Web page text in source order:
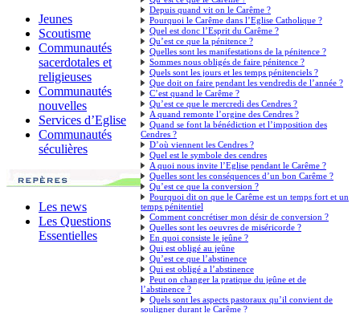
Jeunes
Scoutisme
Communautés
sacerdotales et
religieuses
Communautés
nouvelles
Services d’Eglise
Communautés
séculières
Les news
Les Questions
Essentielles
Depuis quand vit on le Carême ?
Pourquoi le Carême dans l’Eglise Catholique ?
Quel est donc l’Esprit du Carême ?
Qu’est ce que la pénitence ?
Quelles sont les manifestations de la pénitence ?
Sommes nous obligés de faire pénitence ?
Quels sont les jours et les temps pénitenciels ?
Que doit on faire pendant les vendredis de l’année ?
C’est quand le Carême ?
Qu’est ce que le mercredi des Cendres ?
A quand remonte l’orgine des Cendres ?
Quand se font la bénédiction et l’imposition des
Cendres ?
D’où viennent les Cendres ?
Quel est le symbole des cendres
A quoi nous invite l’Eglise pendant le Carême ?
Quelles sont les conséquences d’un bon Carême ?
Qu’est ce que la conversion ?
Pourquoi dit on que le Carême est un temps fort et un
temps pénitentiel
Comment concrétiser mon désir de conversion ?
Quelles sont les oeuvres de miséricorde ?
En quoi consiste le jeûne ?
Qui est obligé au jeûne
Qu’est ce que l’abstinence
Qui est obligé a l’abstinence
Peut on changer la pratique du jeûne et de
l’abstinence ?
Quels sont les aspects pastoraux qu’il convient de
souligner durant le Carême ?